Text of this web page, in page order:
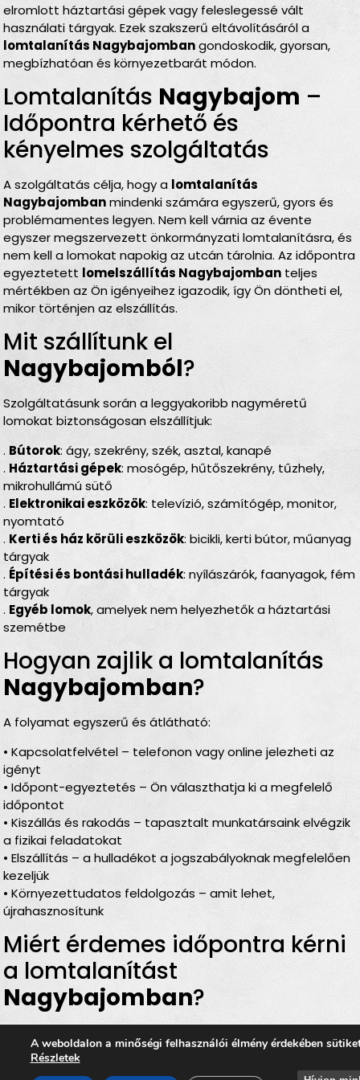
elromlott háztartási gépek vagy feleslegessé vált
használati tárgyak. Ezek szakszerű eltávolításáról a
lomtalanítás Nagybajombangondoskodik, gyorsan,
megbízhatóan és környezetbarát módon.
Lomtalanítás Nagybajom –
Időpontra kérhető és
kényelmes szolgáltatás
A szolgáltatás célja, hogy a lomtalanítás
Nagybajombanmindenki számára egyszerű, gyors és
problémamentes legyen. Nem kell várnia az évente
egyszer megszervezett önkormányzati lomtalanításra, és
nem kell a lomokat napokig az utcán tárolnia. Az időpontra
egyeztetett lomelszállítás Nagybajomban teljes
mértékben az Ön igényeihez igazodik, így Ön döntheti el,
mikor történjen az elszállítás.
Mit szállítunk el
Nagybajomból?
Szolgáltatásunk során a leggyakoribb nagyméretű
lomokat biztonságosan elszállítjuk:
. Bútorok: ágy, szekrény, szék, asztal, kanapé
. Háztartási gépek: mosógép, hűtőszekrény, tűzhely,
mikrohullámú sütő
. Elektronikai eszközök: televízió, számítógép, monitor,
nyomtató
. Kerti és ház körüli eszközök: bicikli, kerti bútor, műanyag
tárgyak
. Építési és bontási hulladék: nyílászárók, faanyagok, fém
tárgyak
. Egyéb lomok, amelyek nem helyezhetők a háztartási
szemétbe
Hogyan zajlik a lomtalanítás
Nagybajomban?
A folyamat egyszerű és átlátható:
• Kapcsolatfelvétel – telefonon vagy online jelezheti az
igényt
• Időpont-egyeztetés – Ön választhatja ki a megfelelő
időpontot
• Kiszállás és rakodás – tapasztalt munkatársaink elvégzik
a fizikai feladatokat
• Elszállítás – a hulladékot a jogszabályoknak megfelelően
kezeljük
• Környezettudatos feldolgozás – amit lehet,
újrahasznosítunk
Miért érdemes időpontra kérni
a lomtalanítást
Nagybajomban?
történjen alomelszállítás Nagybajomban
Komplett szolgáltatás
– rakodás, szállítás és
A weboldalon a minőségi felhasználói élmény érdekében
Részletek